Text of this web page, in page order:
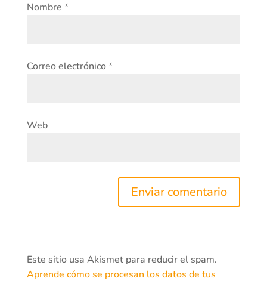
Nombre *
Correo electrónico*
Web
Este sitio usa Akismet para reducir el spam.
Aprende cómo se procesan los datos de tus